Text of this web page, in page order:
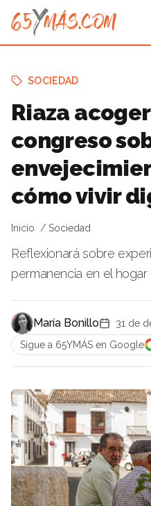
SOCIEDAD
Riaza
congreso
cómo vivir
Inicio Sociedad
Reflexionará sobre
permanencia en el
María Bonillo
31 de
Sigue a 65YMÁS en Google